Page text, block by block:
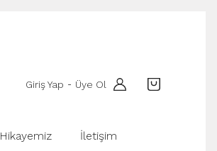
Giriş Yap - Üye Ol
Hikayemiz İletişim